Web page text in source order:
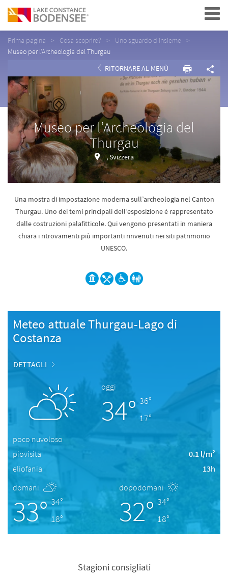
Navigation
Prima pagina Cosa scoprire?
Uno sguardo d'insieme
Museo per l’Archeologia del Thurgau
RITORNARE AL MENÙ
Museo per l’Archeologia del
Thurgau
, Svizzera
Una mostra di impostazione moderna sull’archeologia nel Canton
Thurgau. Uno dei temi principali dell’esposizione è rappresentato
dalle costruzioni palafitticole. Qui vengono presentati in maniera
chiara i ritrovamenti più importanti rinvenuti nei siti patrimonio
UNESCO.
Meteo attuale Thurgau-Lago di
Costanza
DETTAGLI
oggi
34° 36°
17°
poco nuvoloso
piovisità
0.1 l/m²
eliofania
13h
domani
33° 34°
18°
dopodomani
32° 34°
18°
Stagioni consigliati